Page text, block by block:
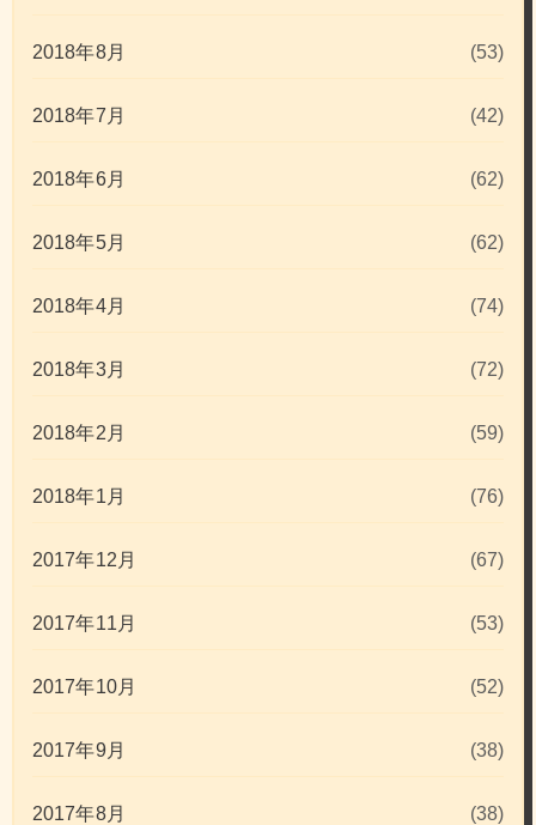
2018年8月 (53)
2018年7月 (42)
2018年6月 (62)
2018年5月 (62)
2018年4月 (74)
2018年3月 (72)
2018年2月 (59)
2018年1月 (76)
2017年12月 (67)
2017年11月 (53)
2017年10月 (52)
2017年9月 (38)
2017年8月 (38)